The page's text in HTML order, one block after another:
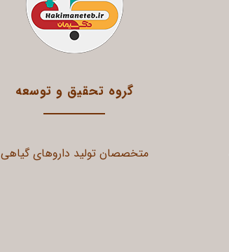
گروه تحقیق و توسعه
متخصصان تولید داروهای گیاهی